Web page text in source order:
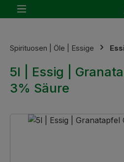
Spirituosen | Öle | Essige
5l | Essig |
3% Säure
Bildergalerie überspringen